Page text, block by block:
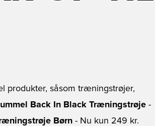
produkter, såsom træningstrøjer,
Back In Black Træningstrøje -
Børn - Nu kun 249 kr. 